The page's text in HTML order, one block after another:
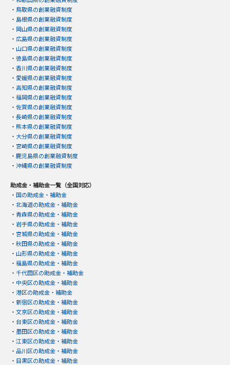
・ 鳥取県の創業融資制度
・ 島根県の創業融資制度
・ 岡山県の創業融資制度
・ 広島県の創業融資制度
・ 山口県の創業融資制度
・ 徳島県の創業融資制度
・ 香川県の創業融資制度
・ 愛媛県の創業融資制度
・ 高知県の創業融資制度
・ 福岡県の創業融資制度
・ 佐賀県の創業融資制度
・ 長崎県の創業融資制度
・ 熊本県の創業融資制度
・ 大分県の創業融資制度
・ 宮崎県の創業融資制度
・ 鹿児島県の創業融資制度
・ 沖縄県の創業融資制度
助成金・補助金一覧（全国対応）
・ 国の助成金・補助金
・ 北海道の助成金・補助金
・ 青森県の助成金・補助金
・ 岩手県の助成金・補助金
・ 宮城県の助成金・補助金
・ 秋田県の助成金・補助金
・ 山形県の助成金・補助金
・ 福島県の助成金・補助金
・ 千代田区の助成金・補助金
・ 中央区の助成金・補助金
・ 港区の助成金・補助金
・ 新宿区の助成金・補助金
・ 文京区の助成金・補助金
・ 台東区の助成金・補助金
・ 墨田区の助成金・補助金
・ 江東区の助成金・補助金
・ 品川区の助成金・補助金
・ 目黒区の助成金・補助金